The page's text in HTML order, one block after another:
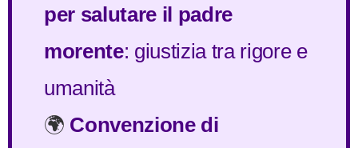
per salutare il padre
morente: giustizia tra rigore e
umanità
🌍 Convenzione di